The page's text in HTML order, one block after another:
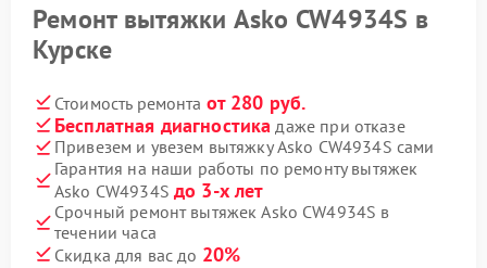
Ремонт вытяжки Asko CW4934S в
Курске
Стоимость ремонта от 280 руб.
Бесплатная диагностика даже при отказе
Привезем и увезем вытяжку Asko CW4934S сами
Гарантия на наши работы по ремонту вытяжек
Asko CW4934S до 3-х лет
Срочный ремонт вытяжек Asko CW4934S в
течении часа
Скидка для вас до 20%